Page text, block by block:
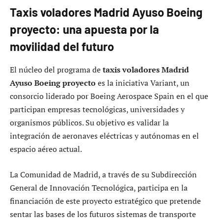
Taxis voladores Madrid Ayuso Boeing
proyecto: una apuesta por la
movilidad del futuro
El núcleo del programa detaxis voladores Madrid
Ayuso Boeing proyecto es la iniciativa Variant, un
consorcio liderado por Boeing Aerospace Spain en el que
participan empresas tecnológicas, universidades y
organismos públicos. Su objetivo es validar la
integración de aeronaves eléctricas y autónomas en el
espacio aéreo actual.
La Comunidad de Madrid, a través de su Subdirección
General de Innovación Tecnológica, participa en la
financiación de este proyecto estratégico que pretende
sentar las bases de los futuros sistemas de transporte